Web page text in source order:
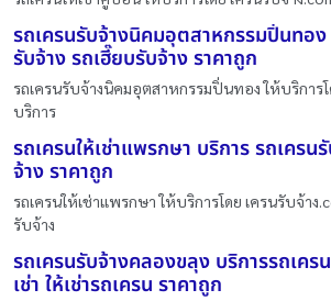
รถเครนรับจ้างนิคมอุตสาหกรรมปิ่นทอง
รับจ้าง รถเฮี๊ยบรับจ้าง ราคาถูก
รถเครนรับจ้างนิคมอุตสาหกรรมปิ่นทอง ให้บริการโ
บริการ
รถเครนให้เช่าแพรกษา บริการ รถเครน
จ้าง ราคาถูก
รถเครนให้เช่าแพรกษา ให้บริการโดย เครนรับจ้าง
รับจ้าง
รถเครนรับจ้างคลองขลุง บริการรถเคร
เช่า ให้เช่ารถเครน ราคาถูก